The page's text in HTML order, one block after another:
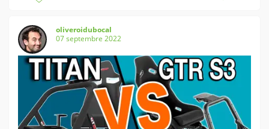
oliveroidubocal
07 septembre 2022